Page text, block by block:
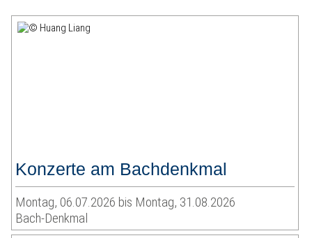
Konzerte am Bachdenkmal
Montag, 06.07.2026 bis Montag, 31.08.2026
Bach-Denkmal